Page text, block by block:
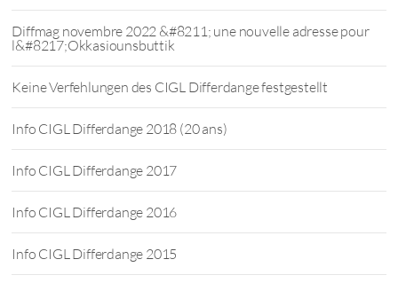
Diffmag novembre 2022 &#8211; une nouvelle adresse pour
l&#8217;Okkasiounsbuttik
Keine Verfehlungen des CIGL Differdange festgestellt
Info CIGL Differdange 2018 (20 ans)
Info CIGL Differdange 2017
Info CIGL Differdange 2016
Info CIGL Differdange 2015